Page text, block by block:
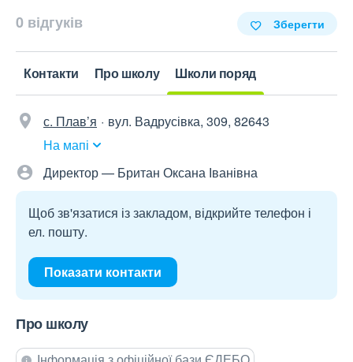
0 відгуків Зберегти
Контакти Про школу Школи поряд
с. Плав’я
вул. Вадрусівка, 309, 82643
На мапі
Директор — Британ Оксана Іванівна
Щоб зв'язатися із закладом, відкрийте телефон і
ел. пошту.
Показати контакти
Про школу